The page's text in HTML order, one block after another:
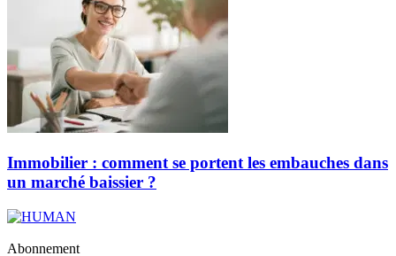
Immobilier : comment se portent les embauches dans
un marché baissier ?
Abonnement